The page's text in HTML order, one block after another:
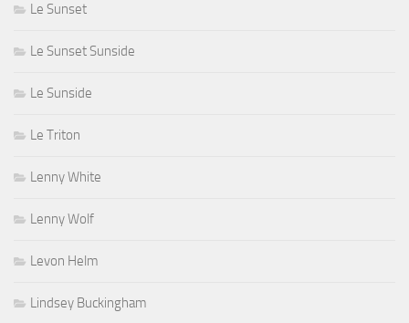
Le Sunset
Le Sunset Sunside
Le Sunside
Le Triton
Lenny White
Lenny Wolf
Levon Helm
Lindsey Buckingham